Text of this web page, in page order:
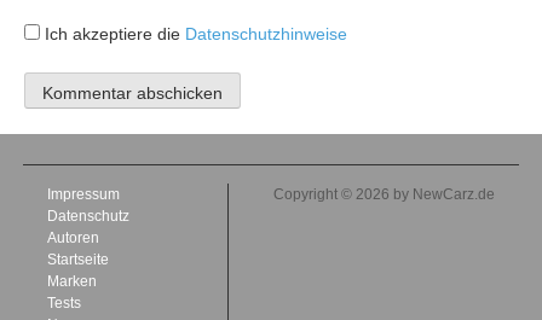
Ich akzeptiere die Datenschutzhinweise
Impressum
Datenschutz
Autoren
Startseite
Marken
Tests
Copyright © 2026 by NewCarz.de